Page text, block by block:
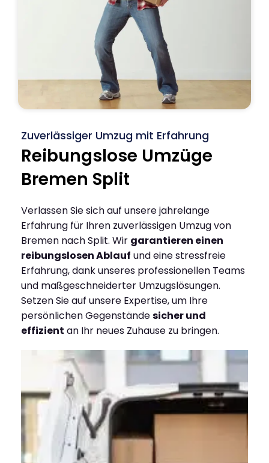
Zuverlässiger Umzug mit Erfahrung
Reibungslose Umzüge
Bremen Split
Verlassen Sie sich auf unsere jahrelange
Erfahrung für Ihren zuverlässigen Umzug von
Bremen nach Split. Wir garantieren einen
reibungslosen Ablauf und eine stressfreie
Erfahrung, dank unseres professionellen Teams
und maßgeschneiderter Umzugslösungen.
Setzen Sie auf unsere Expertise, um Ihre
persönlichen Gegenständesicher und
effizient an Ihr neues Zuhause zu bringen.